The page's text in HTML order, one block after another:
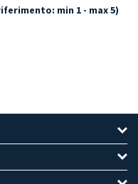
min 1 - max 5)